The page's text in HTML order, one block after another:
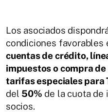
Los asociados
condiciones favorables
cuentas de crédito,
impuestos o compra
tarifas especiales para
del 50% de la cuota de
socios.